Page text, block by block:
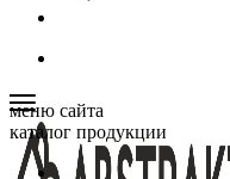
меню сайта
каталог продукции